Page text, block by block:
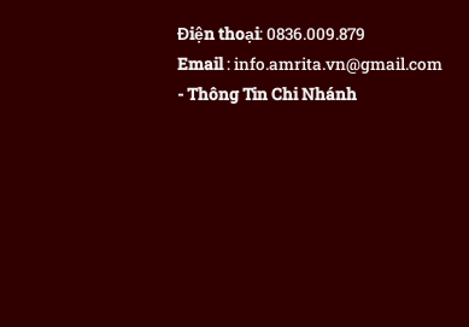
Điện thoại: 0836.009.879
Email: info.amrita.vn@gmail.com
- Thông Tin Chi Nhánh